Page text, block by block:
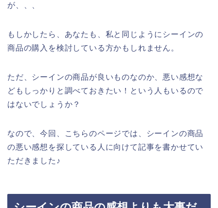
が、、、
もしかしたら、あなたも、私と同じようにシーインの
商品の購入を検討している方かもしれません。
ただ、シーインの商品が良いものなのか、悪い感想な
どもしっかりと調べておきたい！という人もいるので
はないでしょうか？
なので、今回、こちらのページでは、シーインの商品
の悪い感想を探している人に向けて記事を書かせてい
ただきました♪